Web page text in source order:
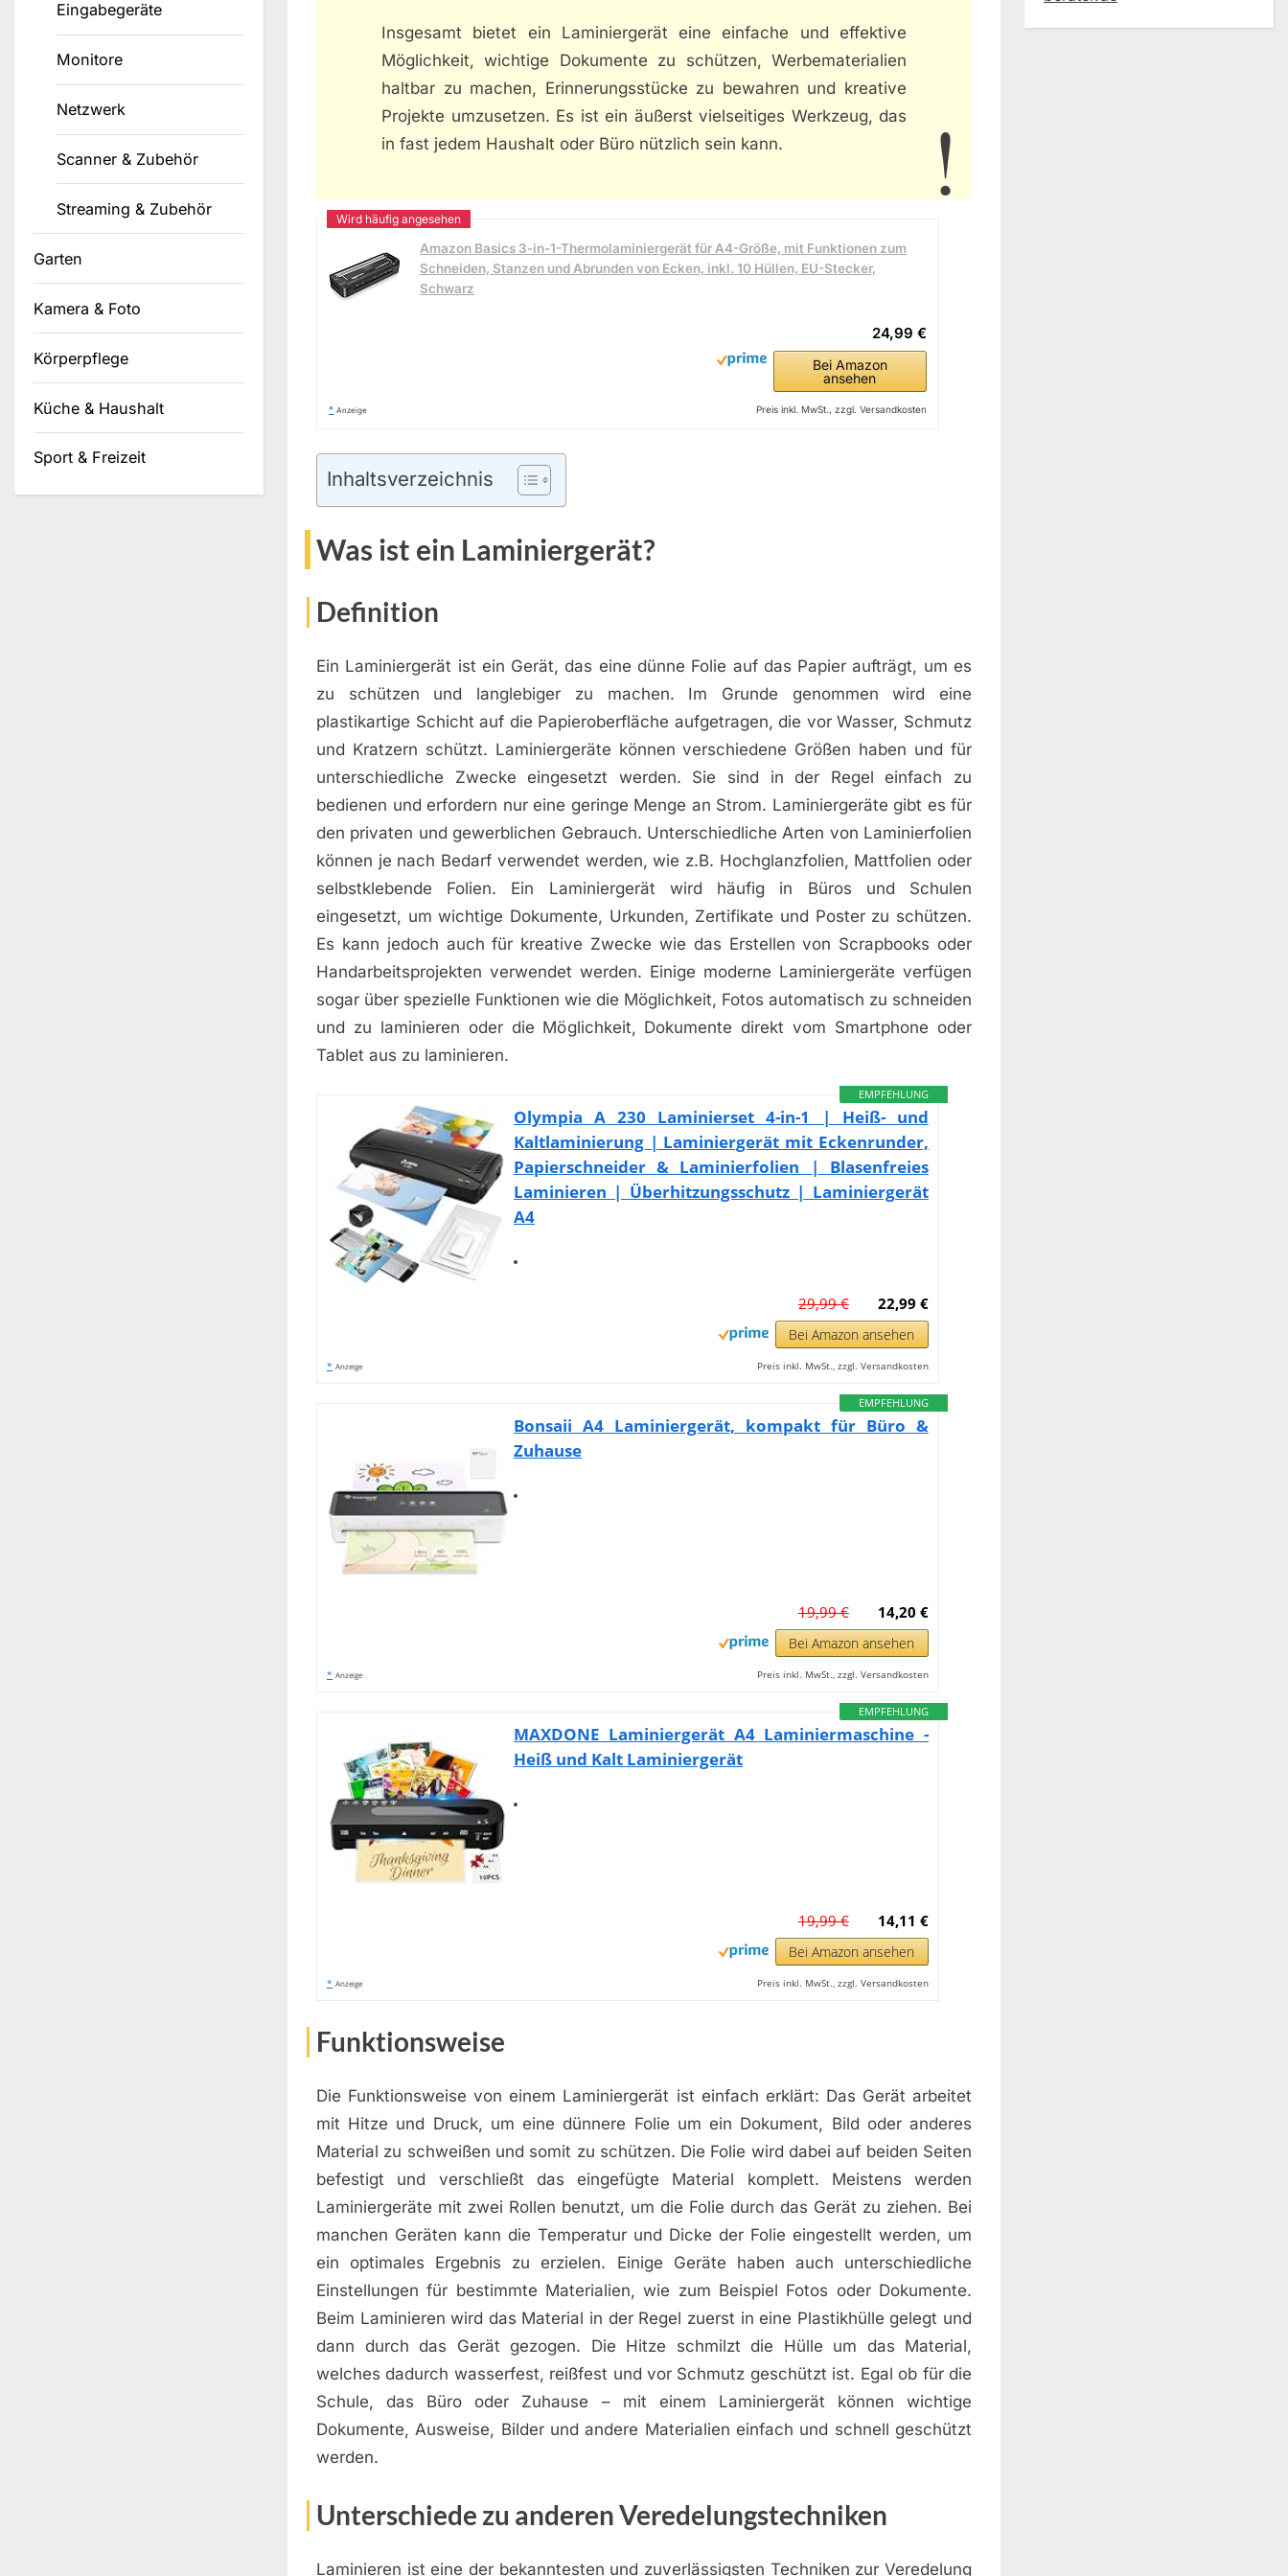
Insgesamt bietet ein Laminiergerät eine einfache und effektive
Möglichkeit, wichtige Dokumente zu schützen, Werbematerialien
haltbar zu machen, Erinnerungsstücke zu bewahren und kreative
Projekte umzusetzen. Es ist ein äußerst vielseitiges Werkzeug, das
in fast jedem Haushalt oder Büro nützlich sein kann.
Amazon Basics 3-in-1-Thermolaminiergerät für A4-Größe, mit Funktionen zum
Schneiden, Stanzen und Abrunden von Ecken, inkl. 10 Hüllen, EU-Stecker,
Schwarz
24,99 €
Bei Amazon
ansehen
* Anzeige Preis inkl. MwSt., zzgl. Versandkosten
Inhaltsverzeichnis
Was ist ein Laminiergerät?
Definition
Ein Laminiergerät ist ein Gerät, das eine dünne Folie auf das Papier aufträgt, um es
zu schützen und langlebiger zu machen. Im Grunde genommen wird eine
plastikartige Schicht auf die Papieroberfläche aufgetragen, die vor Wasser, Schmutz
und Kratzern schützt. Laminiergeräte können verschiedene Größen haben und für
unterschiedliche Zwecke eingesetzt werden. Sie sind in der Regel einfach zu
bedienen und erfordern nur eine geringe Menge an Strom. Laminiergeräte gibt es für
den privaten und gewerblichen Gebrauch. Unterschiedliche Arten von Laminierfolien
können je nach Bedarf verwendet werden, wie z.B. Hochglanzfolien, Mattfolien oder
selbstklebende Folien. Ein Laminiergerät wird häufig in Büros und Schulen
eingesetzt, um wichtige Dokumente, Urkunden, Zertifikate und Poster zu schützen.
Es kann jedoch auch für kreative Zwecke wie das Erstellen von Scrapbooks oder
Handarbeitsprojekten verwendet werden. Einige moderne Laminiergeräte verfügen
sogar über spezielle Funktionen wie die Möglichkeit, Fotos automatisch zu schneiden
und zu laminieren oder die Möglichkeit, Dokumente direkt vom Smartphone oder
Tablet aus zu laminieren.
EMPFEHLUNG
Olympia A 230 Laminierset 4-in-1 | Heiß- und
Kaltlaminierung | Laminiergerät mit Eckenrunder,
Papierschneider & Laminierfolien | Blasenfreies
Laminieren | Überhitzungsschutz | Laminiergerät
A4
22,99 €
29,99 €
Bei Amazon ansehen
* Anzeige Preis inkl. MwSt., zzgl. Versandkosten
EMPFEHLUNG
Bonsaii A4 Laminiergerät, kompakt für Büro &
Zuhause
14,20 €
19,99 €
Bei Amazon ansehen
* Anzeige Preis inkl. MwSt., zzgl. Versandkosten
EMPFEHLUNG
MAXDONE Laminiergerät A4 Laminiermaschine -
Heiß und Kalt Laminiergerät
14,11 €
19,99 €
Bei Amazon ansehen
* Anzeige Preis inkl. MwSt., zzgl. Versandkosten
Funktionsweise
Die Funktionsweise von einem Laminiergerät ist einfach erklärt: Das Gerät arbeitet
mit Hitze und Druck, um eine dünnere Folie um ein Dokument, Bild oder anderes
Material zu schweißen und somit zu schützen. Die Folie wird dabei auf beiden Seiten
befestigt und verschließt das eingefügte Material komplett. Meistens werden
Laminiergeräte mit zwei Rollen benutzt, um die Folie durch das Gerät zu ziehen. Bei
manchen Geräten kann die Temperatur und Dicke der Folie eingestellt werden, um
ein optimales Ergebnis zu erzielen. Einige Geräte haben auch unterschiedliche
Einstellungen für bestimmte Materialien, wie zum Beispiel Fotos oder Dokumente.
Beim Laminieren wird das Material in der Regel zuerst in eine Plastikhülle gelegt und
dann durch das Gerät gezogen. Die Hitze schmilzt die Hülle um das Material,
welches dadurch wasserfest, reißfest und vor Schmutz geschützt ist. Egal ob für die
Schule, das Büro oder Zuhause – mit einem Laminiergerät können wichtige
Dokumente, Ausweise, Bilder und andere Materialien einfach und schnell geschützt
werden.
Unterschiede zu anderen Veredelungstechniken
Laminieren ist eine der bekanntesten und zuverlässigsten Techniken zur Veredelung
Eingabegeräte
Monitore
Netzwerk
Scanner & Zubehör
Streaming & Zubehör
Garten
Kamera & Foto
Körperpflege
Küche & Haushalt
Sport & Freizeit